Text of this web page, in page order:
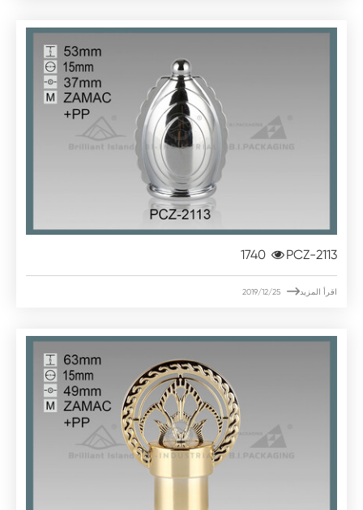
PCZ-2113
اقرأ المزيد
2019/12/25